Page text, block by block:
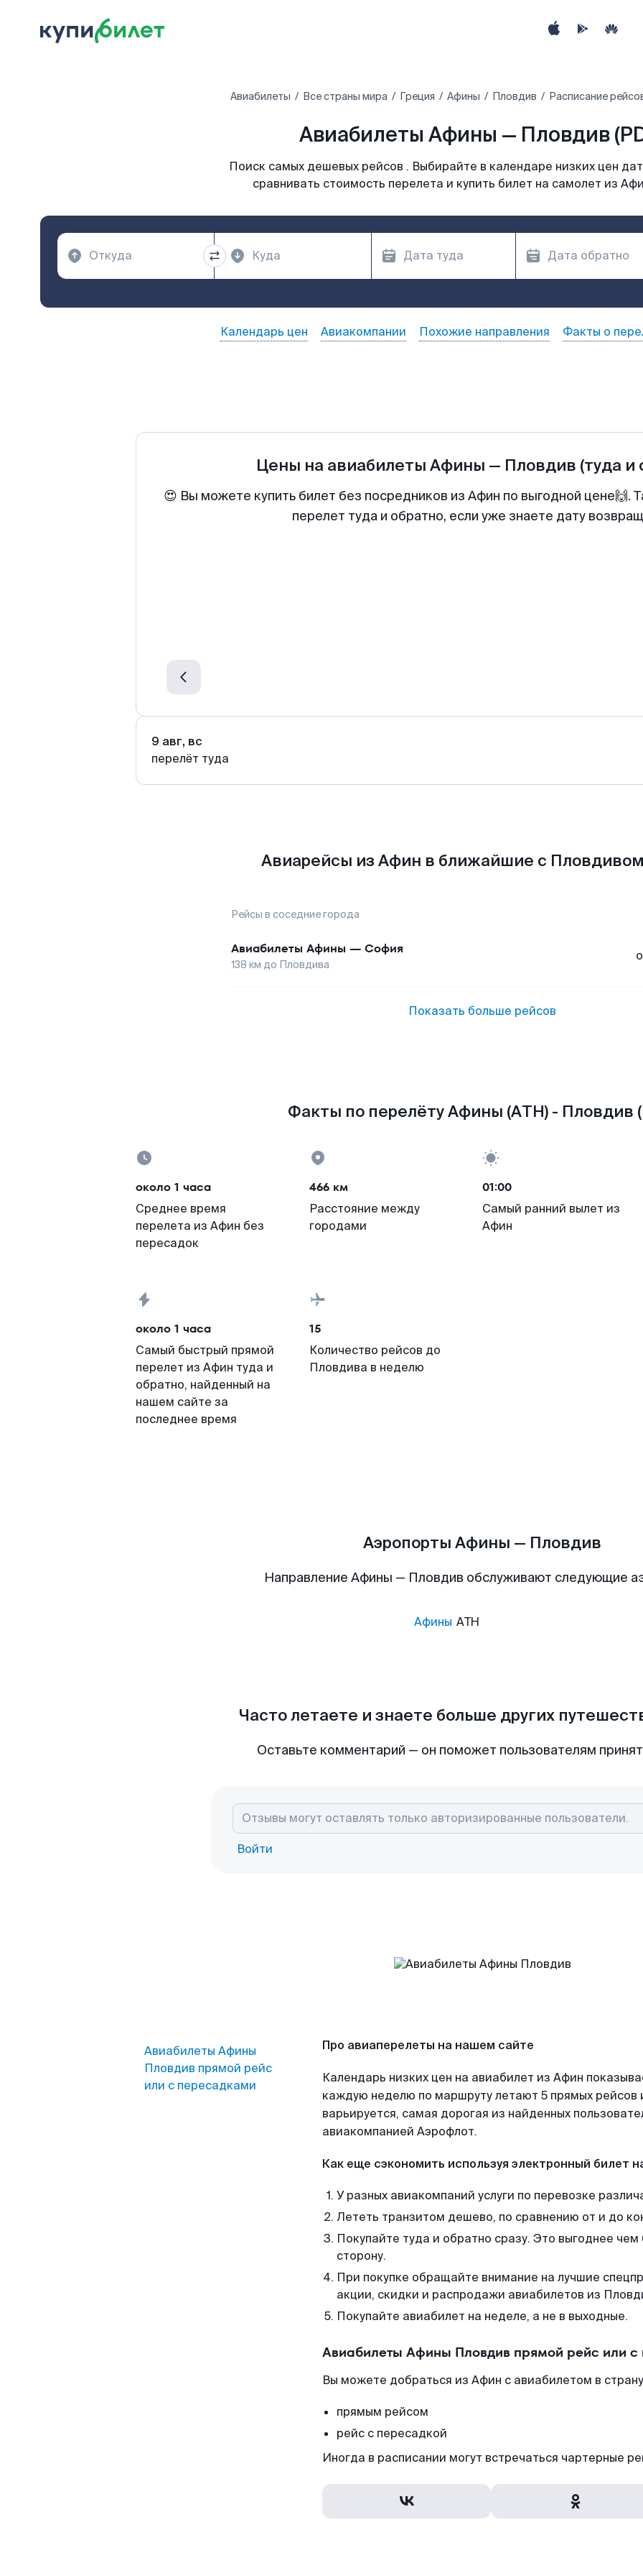
Авиабилеты Все страны мира Греция Афины Пловдив Расписание
Авиабилеты Афины — Пловдив
Поиск самых дешевых рейсов . Выбирайте в календаре низких цен
сравнивать стоимость перелета и купить билет на самолет из
Календарь цен Авиакомпании Похожие направления Факты о
Цены на авиабилеты Афины — Пловдив (туда и
😍 Вы можете купить билет без посредников из Афин по выгодной цене🙌.
перелет туда и обратно, если уже знаете дату
9 авг, вс
перелёт туда
Авиарейсы из Афин в ближайшие с
Рейсы в соседние города
Авиабилеты Афины — София
138 км до Пловдива
Показать больше рейсов
Факты по перелёту Афины (ATH) - Пловдив
около 1 часа
Среднее время
перелета из Афин без
пересадок
466 км
Расстояние между
городами
01:00
Самый ранний вылет из
Афин
около 1 часа
Самый быстрый прямой
перелет из Афин туда и
обратно, найденный на
нашем сайте за
последнее время
15
Количество рейсов до
Пловдива в неделю
Аэропорты Афины — Пловдив
Направление Афины — Пловдив обслуживают следующие
Афины ATH
Часто летаете и знаете больше других
Оставьте комментарий — он поможет пользователям
Войти
Авиабилеты Афины
Пловдив прямой рейс
или с пересадками
Про авиаперелеты на нашем сайте
Календарь низких цен на авиабилет из Афин
каждую неделю по маршруту летают 5 прямых рейсов
варьируется, самая дорогая из найденных
авиакомпанией Аэрофлот.
Как еще сэкономить используя электронный билет
У разных авиакомпаний услуги по перевозке
Лететь транзитом дешево, по сравнению от и до
Покупайте туда и обратно сразу. Это выгоднее
сторону.
При покупке обращайте внимание на лучшие
акции, скидки и распродажи авиабилетов из
Покупайте авиабилет на неделе, а не в выходные.
Авиабилеты Афины Пловдив прямой рейс или
Вы можете добраться из Афин с авиабилетом в
прямым рейсом
рейс с пересадкой
Иногда в расписании могут встречаться чартерные